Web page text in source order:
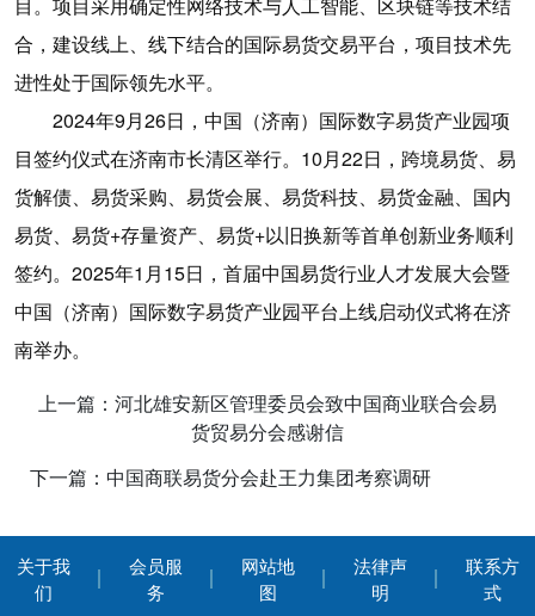
合，建设线上、线下结合的国际易货交易平台，项目技术先
进性处于国际领先水平。
2024年9月26日，中国（济南）国际数字易货产业园项
目签约仪式在济南市长清区举行。10月22日，跨境易货、易
货解债、易货采购、易货会展、易货科技、易货金融、国内
易货、易货+存量资产、易货+以旧换新等首单创新业务顺利
签约。2025年1月15日，首届中国易货行业人才发展大会暨
中国（济南）国际数字易货产业园平台上线启动仪式将在济
南举办。
上一篇：河北雄安新区管理委员会致中国商业联合会易
货贸易分会感谢信
下一篇：中国商联易货分会赴王力集团考察调研
关于我
们
会员服
务
网站地
图
法律声
明
联系方
式